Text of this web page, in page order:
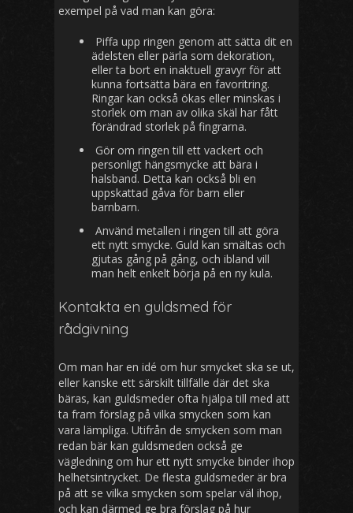
exempel på vad man kan göra:
Piffa upp ringen genom att sätta dit en
ädelsten eller pärla som dekoration,
eller ta bort en inaktuell gravyr för att
kunna fortsätta bära en favoritring.
Ringar kan också ökas eller minskas i
storlek om man av olika skäl har fått
förändrad storlek på fingrarna.
Gör om ringen till ett vackert och
personligt hängsmycke att bära i
halsband. Detta kan också bli en
uppskattad gåva för barn eller
barnbarn.
Använd metallen i ringen till att göra
ett nytt smycke. Guld kan smältas och
gjutas gång på gång, och ibland vill
man helt enkelt börja på en ny kula.
Kontakta en guldsmed för
rådgivning
Om man har en idé om hur smycket ska se ut,
eller kanske ett särskilt tillfälle där det ska
bäras, kan guldsmeder ofta hjälpa till med att
ta fram förslag på vilka smycken som kan
vara lämpliga. Utifrån de smycken som man
redan bär kan guldsmeden också ge
vägledning om hur ett nytt smycke binder ihop
helhetsintrycket. De flesta guldsmeder är bra
på att se vilka smycken som spelar väl ihop,
och kan därmed ge bra förslag på hur